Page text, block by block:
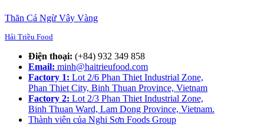
Thăn Cá Ngừ Vây Vàng
Hải Triều Food
Điện thoại: (+84) 932 349 858
Email: minh@haitrieufood.com
Factory 1: Lot 2/6 Phan Thiet Industrial Zone,
Phan Thiet City, Binh Thuan Province, Vietnam
Factory 2: Lot 2/3 Phan Thiet Industrial Zone,
Binh Thuan Ward, Lam Dong Province, Vietnam.
Thành viên của Nghi Sơn Foods Group